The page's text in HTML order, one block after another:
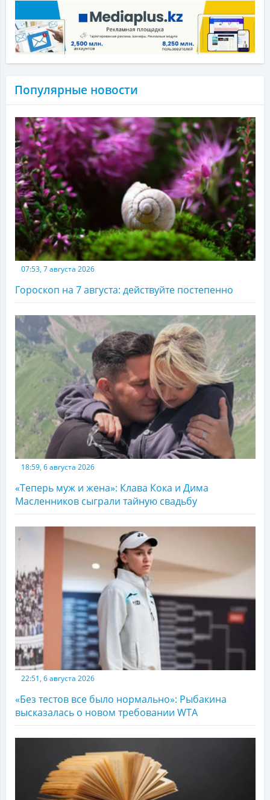
Популярные новости
07:53, 7 августа 2026
Гороскоп на 7 августа: действуйте постепенно
18:59, 6 августа 2026
«Теперь муж и жена»: Клава Кока и Дима
Масленников сыграли тайную свадьбу
22:51, 6 августа 2026
«Без тестов все было нормально»: Рыбакина
высказалась о новом требовании WTA